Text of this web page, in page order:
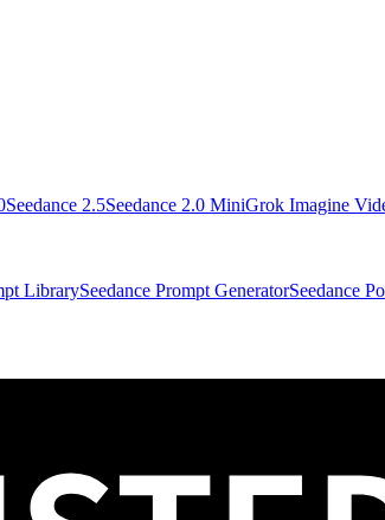
Seedance 2.5Seedance 2.0 MiniGrok Imagine
LibrarySeedance Prompt GeneratorSeedance